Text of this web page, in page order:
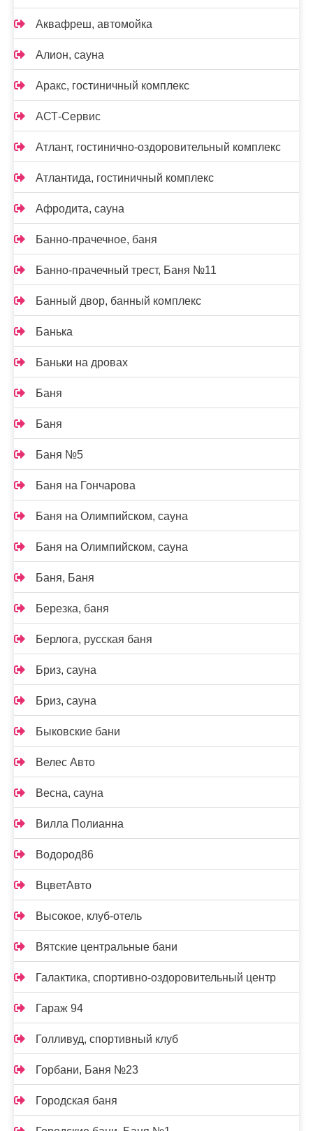
Аквафреш, автомойка
Алион, сауна
Аракс, гостиничный комплекс
АСТ-Сервис
Атлант, гостинично-оздоровительный комплекс
Атлантида, гостиничный комплекс
Афродита, сауна
Банно-прачечное, баня
Банно-прачечный трест, Баня №11
Банный двор, банный комплекс
Банька
Баньки на дровах
Баня
Баня
Баня №5
Баня на Гончарова
Баня на Олимпийском, сауна
Баня на Олимпийском, сауна
Баня, Баня
Березка, баня
Берлога, русская баня
Бриз, сауна
Бриз, сауна
Быковские бани
Велес Авто
Весна, сауна
Вилла Полианна
Водород86
ВцветАвто
Высокое, клуб-отель
Вятские центральные бани
Галактика, спортивно-оздоровительный центр
Гараж 94
Голливуд, спортивный клуб
Горбани, Баня №23
Городская баня